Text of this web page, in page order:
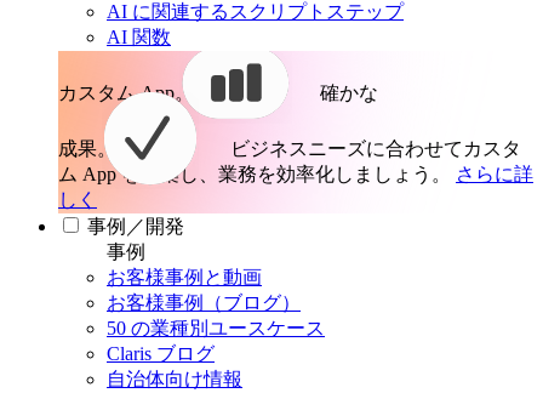
AI に関連するスクリプトステップ
AI 関数
カスタム App。 確かな
成果。
ビジネスニーズに合わせてカスタ
ム App を構築し、業務を効率化しましょう。
さらに詳
しく
事例／開発
事例
お客様事例と動画
お客様事例（ブログ）
50 の業種別ユースケース
Claris ブログ
自治体向け情報